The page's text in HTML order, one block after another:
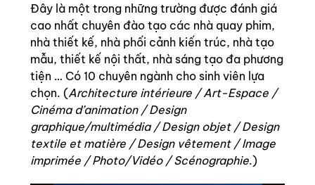
Đây là một trong những trường được đánh giá
cao nhất chuyên đào tạo các nhà quay phim,
nhà thiết kế, nhà phối cảnh kiến trúc, nhà tạo
mẫu, thiết kế nội thất, nhà sáng tạo đa phương
tiện … Có 10 chuyên ngành cho sinh viên lựa
chọn. (Architecture intérieure / Art-Espace /
Cinéma d’animation / Design
graphique/multimédia / Design objet / Design
textile et matière / Design vêtement / Image
imprimée / Photo/Vidéo / Scénographie.)